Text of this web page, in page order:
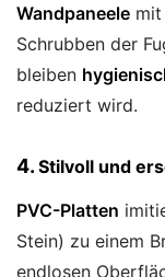
Wandpaneele
Schrubben der
bleiben
reduziert wird.
4. Stilvoll und
PVC-Platten
Stein) zu einem
endlosen